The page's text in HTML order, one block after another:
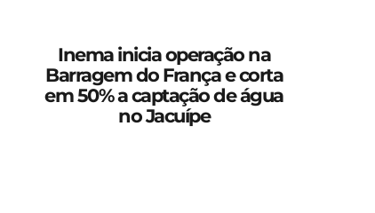
Inema inicia operação na
Barragem do França e corta
em 50% a captação de água
no Jacuípe